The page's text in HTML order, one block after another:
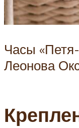
Часы
Леонова